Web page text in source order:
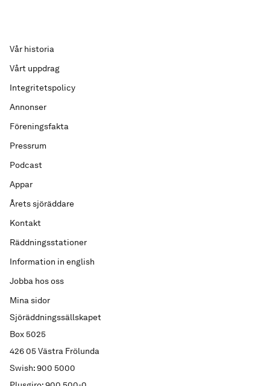
Sjöräddningssällskapet
Box 5025
426 05 Västra Frölunda
Swish: 900 5000
Vår historia
Vårt uppdrag
Integritetspolicy
Annonser
Föreningsfakta
Pressrum
Podcast
Appar
Årets sjöräddare
Kontakt
Räddningsstationer
Information in english
Jobba hos oss
Mina sidor